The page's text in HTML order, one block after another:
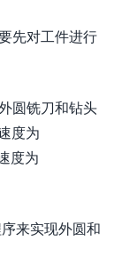
先对工件进行
圆铣刀和钻头
度为
度为
来实现外圆和